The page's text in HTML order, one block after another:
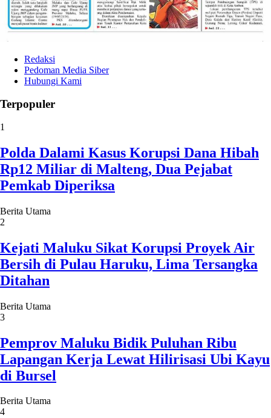
Redaksi
Pedoman Media Siber
Hubungi Kami
Terpopuler
1
Polda Dalami Kasus Korupsi Dana Hibah
Rp12 Miliar di Malteng, Dua Pejabat
Pemkab Diperiksa
Berita Utama
2
Kejati Maluku Sikat Korupsi Proyek Air
Bersih di Pulau Haruku, Lima Tersangka
Ditahan
Berita Utama
3
Pemprov Maluku Bidik Puluhan Ribu
Lapangan Kerja Lewat Hilirisasi Ubi Kayu
di Bursel
Berita Utama
4